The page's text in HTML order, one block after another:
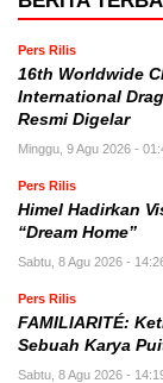
Pers Rilis
16th Worldwide
International
Resmi Digelar
Minggu, 9 Agu 2026 -
Pers Rilis
Himel Hadirkan
“Dream Home”
Sabtu, 8 Agu 2026 -
Pers Rilis
FAMILIARITÉ:
Sebuah Karya
Sabtu, 8 Agu 2026 -